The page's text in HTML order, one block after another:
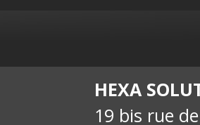
Maguy -HEXA
19 bis rue